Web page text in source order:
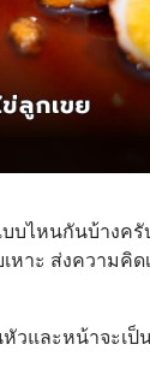
บไหนกันบ้างครั
หาะ ส่งความคิ
วและหน้าจะเป็